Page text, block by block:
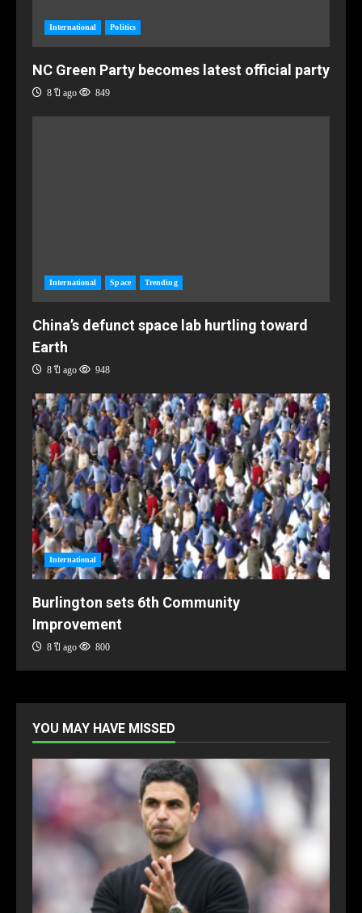
International Politics
NC Green Party becomes latest official party
8 ปี ago 849
International Space Trending
China’s defunct space lab hurtling toward
Earth
8 ปี ago 948
International
Burlington sets 6th Community
Improvement
8 ปี ago 800
YOU MAY HAVE MISSED